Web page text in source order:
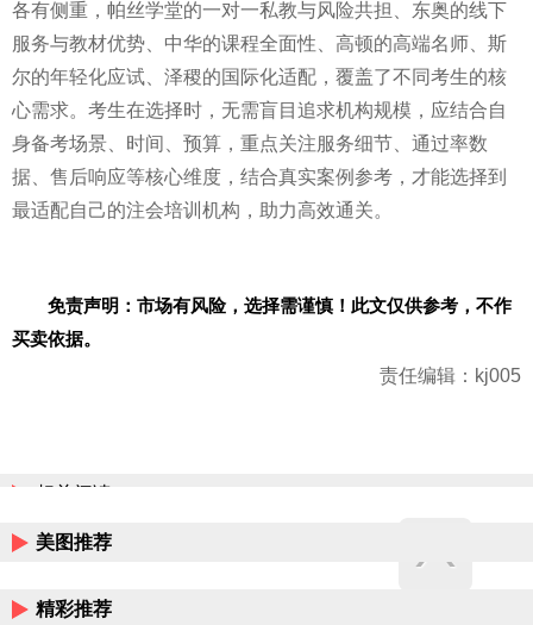
各有侧重，帕丝学堂的一对一私教与风险共担、东奥的线下
服务与教材优势、中华的课程全面性、高顿的高端名师、斯
尔的年轻化应试、泽稷的国际化适配，覆盖了不同考生的核
心需求。考生在选择时，无需盲目追求机构规模，应结合自
身备考场景、时间、预算，重点关注服务细节、通过率数
据、售后响应等核心维度，结合真实案例参考，才能选择到
最适配自己的注会培训机构，助力高效通关。
免责声明：市场有风险，选择需谨慎！此文仅供参考，不作
买卖依据。
责任编辑：kj005
相关阅读
美图推荐
精彩推荐